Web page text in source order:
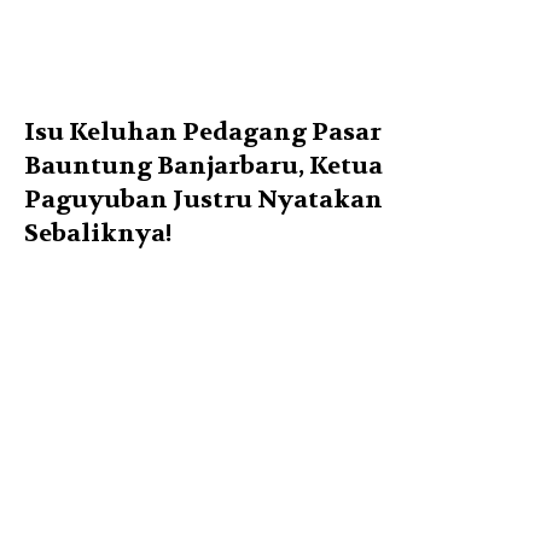
Isu Keluhan Pedagang Pasar
Bauntung Banjarbaru, Ketua
Paguyuban Justru Nyatakan
Sebaliknya!